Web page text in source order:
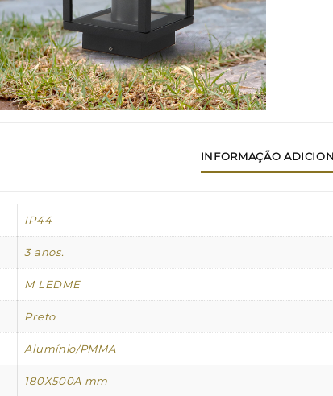
INFORMAÇÃO
IP44
3 anos.
M LEDME
Preto
Alumínio/PMMA
180X500A mm